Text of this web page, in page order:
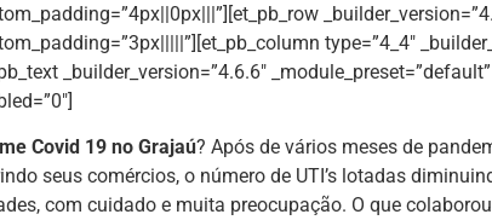
type=”4_4″
_builder_version=”4.6.6″ _module_preset=”default”
Covid 19 no Grajaú? Após de vários meses de
seus comércios, o número de UTI’s lotadas
com cuidado e muita preocupação. O que